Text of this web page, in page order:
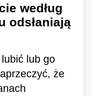
według
odsłaniają
lubić lub go
że